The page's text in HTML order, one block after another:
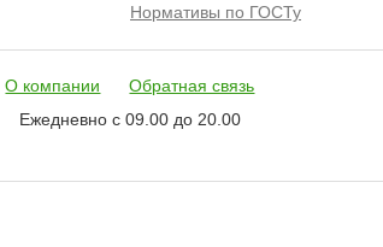
Нормативы по ГОСТу
О компании
Обратная связь
Ежедневно с 09.00 до 20.00